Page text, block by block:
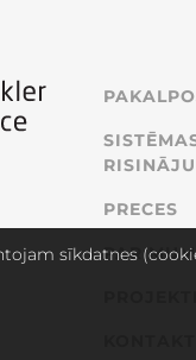
PRECES
PAR
sīkdatnes